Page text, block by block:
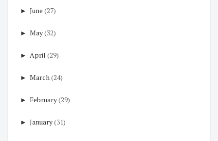
► June (27)
► May(32)
► April (29)
► March(24)
► February(29)
► January(31)